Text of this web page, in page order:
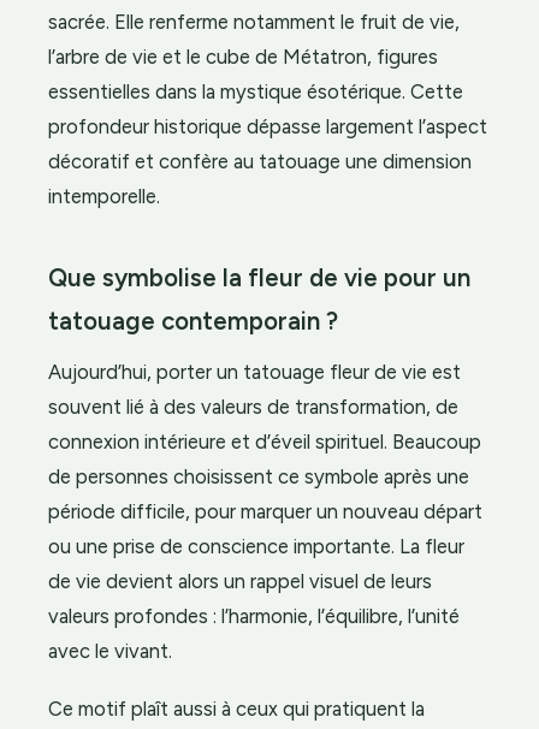
sacrée. Elle renferme notamment le fruit de vie,
l’arbre de vie et le cube de Métatron, figures
essentielles dans la mystique ésotérique. Cette
profondeur historique dépasse largement l’aspect
décoratif et confère au tatouage une dimension
intemporelle.
Que symbolise la fleur de vie pour un
tatouage contemporain ?
Aujourd’hui, porter un tatouage fleur de vie est
souvent lié à des valeurs de transformation, de
connexion intérieure et d’éveil spirituel. Beaucoup
de personnes choisissent ce symbole après une
période difficile, pour marquer un nouveau départ
ou une prise de conscience importante. La fleur
de vie devient alors un rappel visuel de leurs
valeurs profondes : l’harmonie, l’équilibre, l’unité
avec le vivant.
Ce motif plaît aussi à ceux qui pratiquent la